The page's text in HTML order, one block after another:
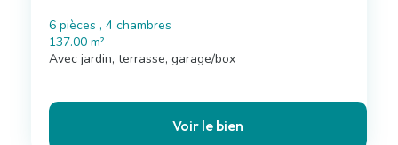
6 pièces , 4 chambres
137.00 m²
Avec jardin, terrasse, garage/box
Voir le bien